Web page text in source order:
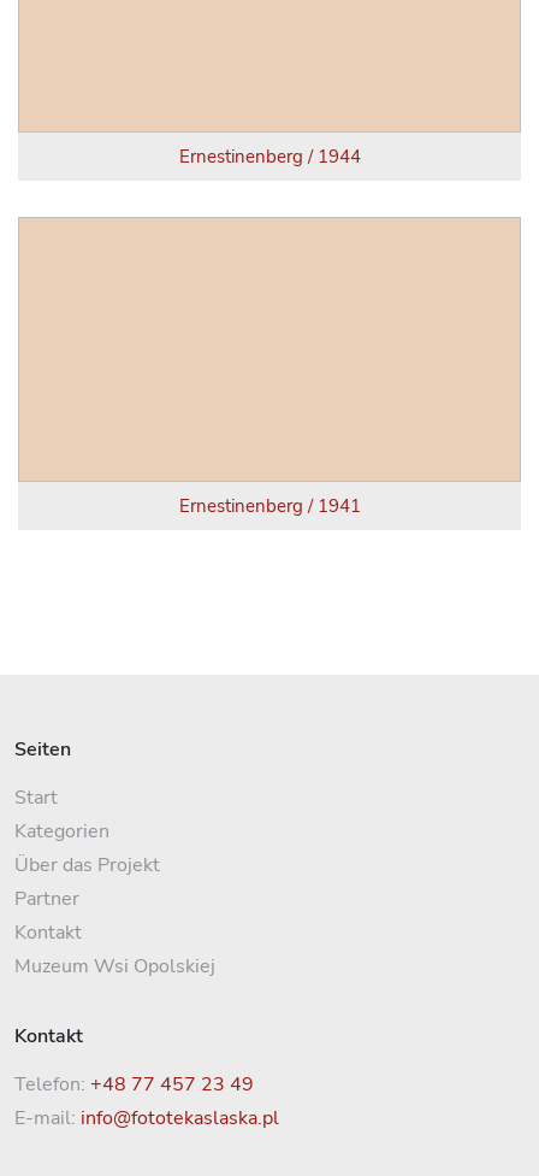
Ernestinenberg / 1944
Ernestinenberg / 1941
Seiten
Start
Kategorien
Über das Projekt
Partner
Kontakt
Muzeum Wsi Opolskiej
Kontakt
Telefon: +48 77 457 23 49
E-mail: info@fototekaslaska.pl